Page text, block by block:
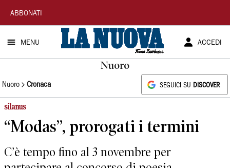
La
Nuova
Sardegna
ABBONATI
MENU ACCEDI
Nuoro
Nuoro Cronaca SEGUICI SU DISCOVER
silanus
“Modas”, prorogati i termini
C’è tempo fino al 3 novembre per